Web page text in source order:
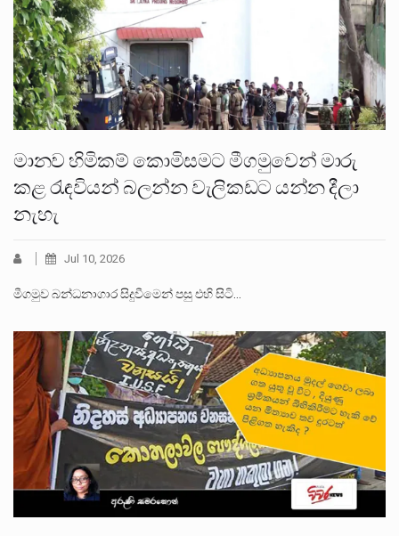
මානව හිමිකම් කොමිසමට මීගමුවෙන් මාරු
කළ රැඳවියන් බලන්න වැලිකඩට යන්න දීලා
නැහැ
Jul 10, 2026
මීගමුව බන්ධනාගාර සිදුවීමෙන් පසු එහි සිටි…